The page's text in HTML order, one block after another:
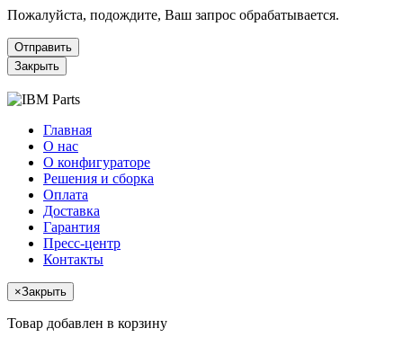
Пожалуйста, подождите, Ваш запрос обрабатывается.
Отправить
Закрыть
Главная
О нас
О конфигураторе
Решения и сборка
Оплата
Доставка
Гарантия
Пресс-центр
Контакты
×Закрыть
Товар добавлен в корзину